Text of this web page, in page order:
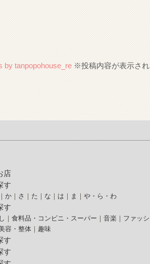
by tanpopohouse_re
店
す
か さ た な は ま や・ら・わ
す
食料品・コンビニ・スーパー 音楽
ファッシ
容・整体 趣味
す
す